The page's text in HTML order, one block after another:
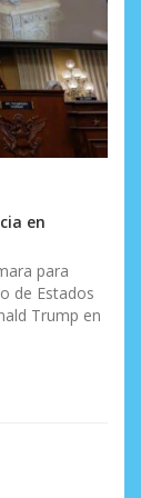
en
para
de Estados
Trump en